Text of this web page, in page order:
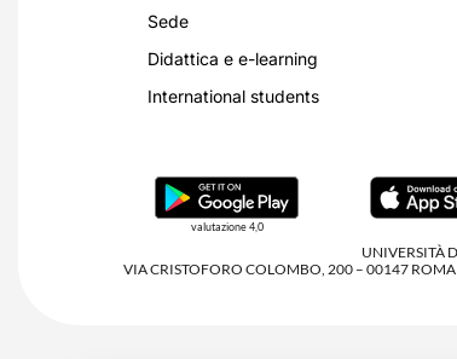
Sede
Didattica e e-learning
International students
valutazione 4,0
UNIVERSITÀ
VIA CRISTOFORO COLOMBO, 200 – 00147